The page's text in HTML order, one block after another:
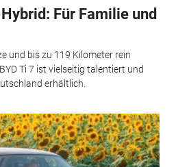
Für Familie und
und bis zu 119 Kilometer rein
Ti 7 ist vielseitig talentiert und
erhältlich.